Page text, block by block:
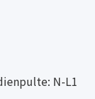
N-L1